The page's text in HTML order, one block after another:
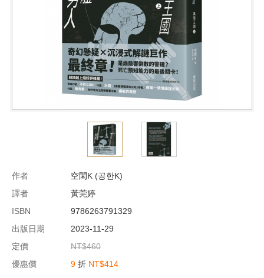
作者
空閑K (공한K)
譯者
黃莞婷
ISBN
9786263791329
出版日期
2023-11-29
定價
NT$460
優惠價
9 折 NT$414